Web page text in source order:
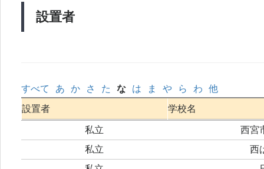
設置者
すべて あ か さ た な は ま や ら わ
他
設置者
学校名
私立
西宮
私立
西